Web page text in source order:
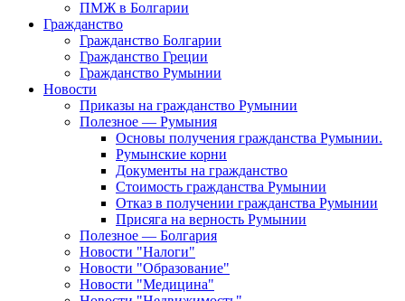
ПМЖ в Болгарии
Гражданство
Гражданство Болгарии
Гражданство Греции
Гражданство Румынии
Новости
Приказы на гражданство Румынии
Полезное — Румыния
Основы получения гражданства Румынии.
Румынские корни
Документы на гражданство
Стоимость гражданства Румынии
Отказ в получении гражданства Румынии
Присяга на верность Румынии
Полезное — Болгария
Новости "Налоги"
Новости "Образование"
Новости "Медицина"